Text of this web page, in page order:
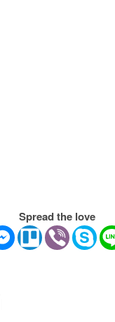
Spread the love